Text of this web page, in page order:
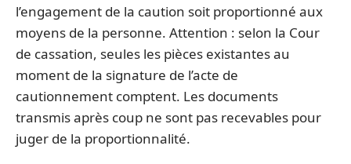
l’engagement de la caution soit proportionné aux
moyens de la personne. Attention : selon la Cour
de cassation, seules les pièces existantes au
moment de la signature de l’acte de
cautionnement comptent. Les documents
transmis après coup ne sont pas recevables pour
juger de la proportionnalité.